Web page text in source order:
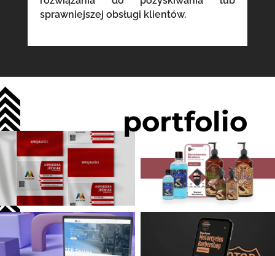
sprawniejszej obsługi klientów.
portfolio